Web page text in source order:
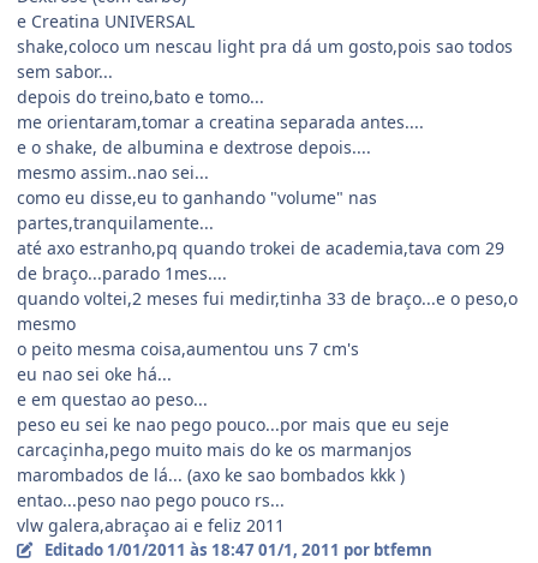
e Creatina UNIVERSAL
shake,coloco um nescau light pra dá um gosto,pois sao todos
sem sabor...
depois do treino,bato e tomo...
me orientaram,tomar a creatina separada antes....
e o shake, de albumina e dextrose depois....
mesmo assim..nao sei...
como eu disse,eu to ganhando "volume" nas
partes,tranquilamente...
até axo estranho,pq quando trokei de academia,tava com 29
de braço...parado 1mes....
quando voltei,2 meses fui medir,tinha 33 de braço...e o peso,o
mesmo
o peito mesma coisa,aumentou uns 7 cm's
eu nao sei oke há...
e em questao ao peso...
peso eu sei ke nao pego pouco...por mais que eu seje
carcaçinha,pego muito mais do ke os marmanjos
marombados de lá... (axo ke sao bombados kkk )
entao...peso nao pego pouco rs...
vlw galera,abraçao ai e feliz 2011
Editado 1/01/2011 às 18:4701/1, 2011 por btfemn